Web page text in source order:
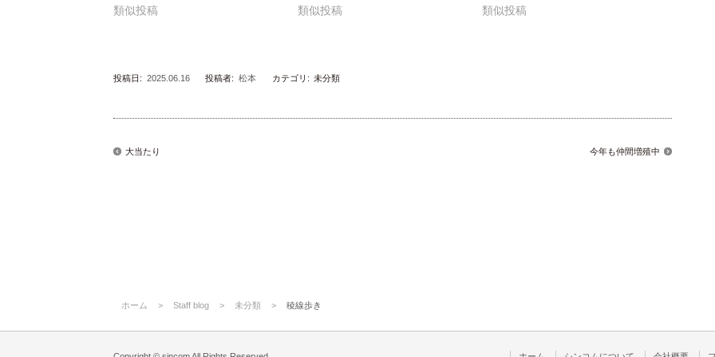
類似投稿
類似投稿
類似投稿
投稿日: 2025.06.16 投稿者: 松本 カテゴリ: 未分類
大当たり 今年も仲間増殖中
ホーム > Staff blog > 未分類 > 稜線歩き